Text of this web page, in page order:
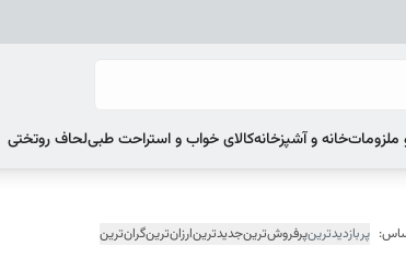
خانه و آشپزخانهکالای خواب و استراحت طبیلحاف روتختی
پربازدیدترینپرفروش‌ترینجدیدترینارزان‌ترینگران‌ترین